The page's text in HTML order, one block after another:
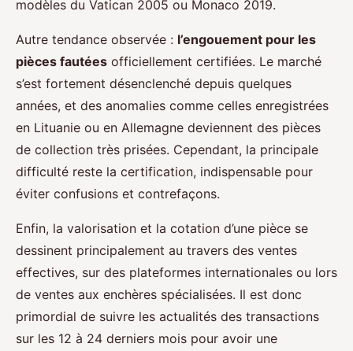
modèles du Vatican 2005 ou Monaco 2019.
Autre tendance observée : l’engouement pour les
pièces fautées officiellement certifiées. Le marché
s’est fortement désenclenché depuis quelques
années, et des anomalies comme celles enregistrées
en Lituanie ou en Allemagne deviennent des pièces
de collection très prisées. Cependant, la principale
difficulté reste la certification, indispensable pour
éviter confusions et contrefaçons.
Enfin, la valorisation et la cotation d’une pièce se
dessinent principalement au travers des ventes
effectives, sur des plateformes internationales ou lors
de ventes aux enchères spécialisées. Il est donc
primordial de suivre les actualités des transactions
sur les 12 à 24 derniers mois pour avoir une